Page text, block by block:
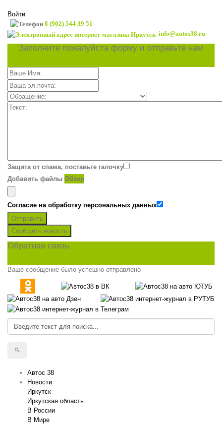
Войти
8 (902) 544 39 51
info@autos38.ru
Заполните пожалуйста форму и отправьте нам
Защита от спама, поставьте галочку
Добавить файлы Обзор
Согласие на обработку персональных данных
Отправить
Сообщить новость
Обратная связь
Ваше сообщение было успешно отправлено
Автос 38
Новости
Иркутск
Иркутская область
В России
В Мире